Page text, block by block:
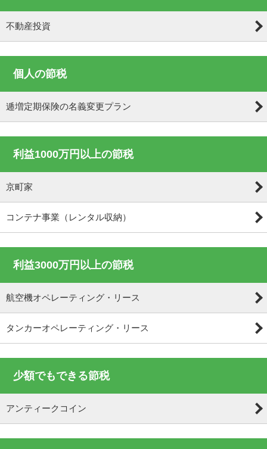
不動産投資
個人の節税
逓増定期保険の名義変更プラン
利益1000万円以上の節税
京町家
コンテナ事業（レンタル収納）
利益3000万円以上の節税
航空機オペレーティング・リース
タンカーオペレーティング・リース
少額でもできる節税
アンティークコイン